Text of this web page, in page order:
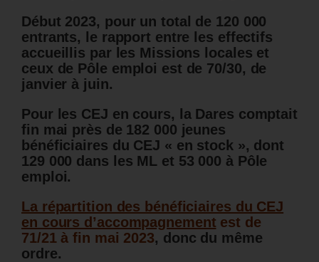
Début 2023, pour un total de 120 000
entrants, le rapport entre les effectifs
accueillis par les Missions locales et
ceux de Pôle emploi est de 70/30, de
janvier à juin.
Pour les CEJ en cours, la Dares comptait
fin mai près de 182 000 jeunes
bénéficiaires du CEJ « en stock », dont
129 000 dans les ML et 53 000 à Pôle
emploi.
La répartition des bénéficiaires du CEJ
en cours d’accompagnement est de
71/21 à fin mai 2023, donc du même
ordre.